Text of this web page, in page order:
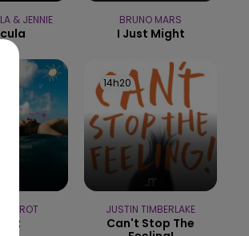
19h00 - 19h15
- CHAMPAGNE FM
& JENNIE BRUNO MARS
I Just Might
FREROT
14h20
14h20
JUSTIN TIMBERLAKE
Can't Stop The